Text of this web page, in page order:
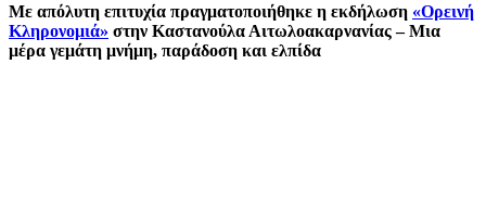
Με απόλυτη επιτυχία πραγματοποιήθηκε η εκδήλωση «Ορεινή
Κληρονομιά» στην Καστανούλα Αιτωλοακαρνανίας – Μια
μέρα γεμάτη μνήμη, παράδοση και ελπίδα